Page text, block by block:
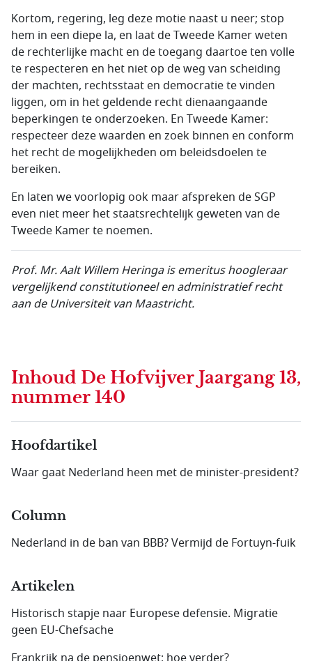
Kortom, regering, leg deze motie naast u neer; stop
hem in een diepe la, en laat de Tweede Kamer weten
de rechterlijke macht en de toegang daartoe ten volle
te respecteren en het niet op de weg van scheiding
der machten, rechtsstaat en democratie te vinden
liggen, om in het geldende recht dienaangaande
beperkingen te onderzoeken. En Tweede Kamer:
respecteer deze waarden en zoek binnen en conform
het recht de mogelijkheden om beleidsdoelen te
bereiken.
En laten we voorlopig ook maar afspreken de SGP
even niet meer het staatsrechtelijk geweten van de
Tweede Kamer te noemen.
Prof. Mr. Aalt Willem Heringa is emeritus hoogleraar
vergelijkend constitutioneel en administratief recht
aan de Universiteit van Maastricht.
Inhoud De Hofvijver Jaargang 13,
nummer 140
Hoofdartikel
Waar gaat Nederland heen met de minister-president?
Column
Nederland in de ban van BBB? Vermijd de Fortuyn-fuik
Artikelen
Historisch stapje naar Europese defensie. Migratie
geen EU-Chefsache